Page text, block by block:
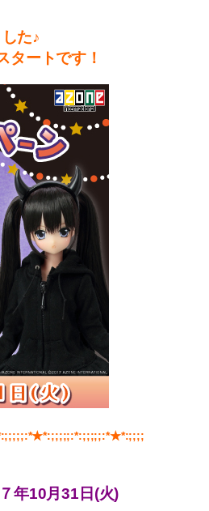
た♪
タートです！
年10月31日(火)